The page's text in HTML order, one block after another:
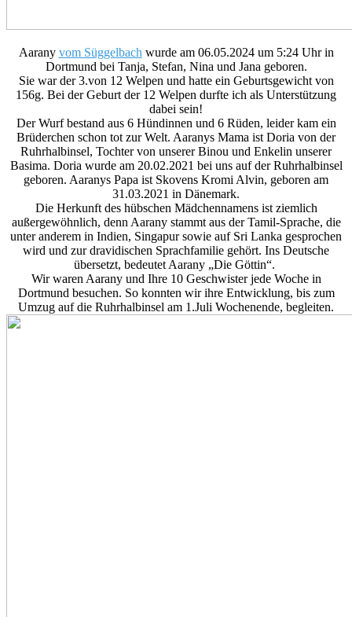
Aarany vom Süggelbach wurde am 06.05.2024 um 5:24 Uhr in
Dortmund bei Tanja, Stefan, Nina und Jana geboren.
Sie war der 3.von 12 Welpen und hatte ein Geburtsgewicht von
156g. Bei der Geburt der 12 Welpen durfte ich als Unterstützung
dabei sein!
Der Wurf bestand aus 6 Hündinnen und 6 Rüden, leider kam ein
Brüderchen schon tot zur Welt. Aaranys Mama ist Doria von der
Ruhrhalbinsel, Tochter von unserer Binou und Enkelin unserer
Basima. Doria wurde am 20.02.2021 bei uns auf der Ruhrhalbinsel
geboren. Aaranys Papa ist Skovens Kromi Alvin, geboren am
31.03.2021 in Dänemark.
Die Herkunft des hübschen Mädchennamens ist ziemlich
außergewöhnlich, denn Aarany stammt aus der Tamil-Sprache, die
unter anderem in Indien, Singapur sowie auf Sri Lanka gesprochen
wird und zur dravidischen Sprachfamilie gehört. Ins Deutsche
übersetzt, bedeutet Aarany „Die Göttin“.
Wir waren Aarany und Ihre 10 Geschwister jede Woche in
Dortmund besuchen. So konnten wir ihre Entwicklung, bis zum
Umzug auf die Ruhrhalbinsel am 1.Juli Wochenende, begleiten.